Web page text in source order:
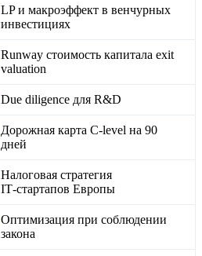
LP и макроэффект в венчурных
инвестициях
Runway стоимость капитала exit
valuation
Due diligence для R&D
Дорожная карта C‑level на 90
дней
Налоговая стратегия
IT‑стартапов Европы
Оптимизация при соблюдении
закона